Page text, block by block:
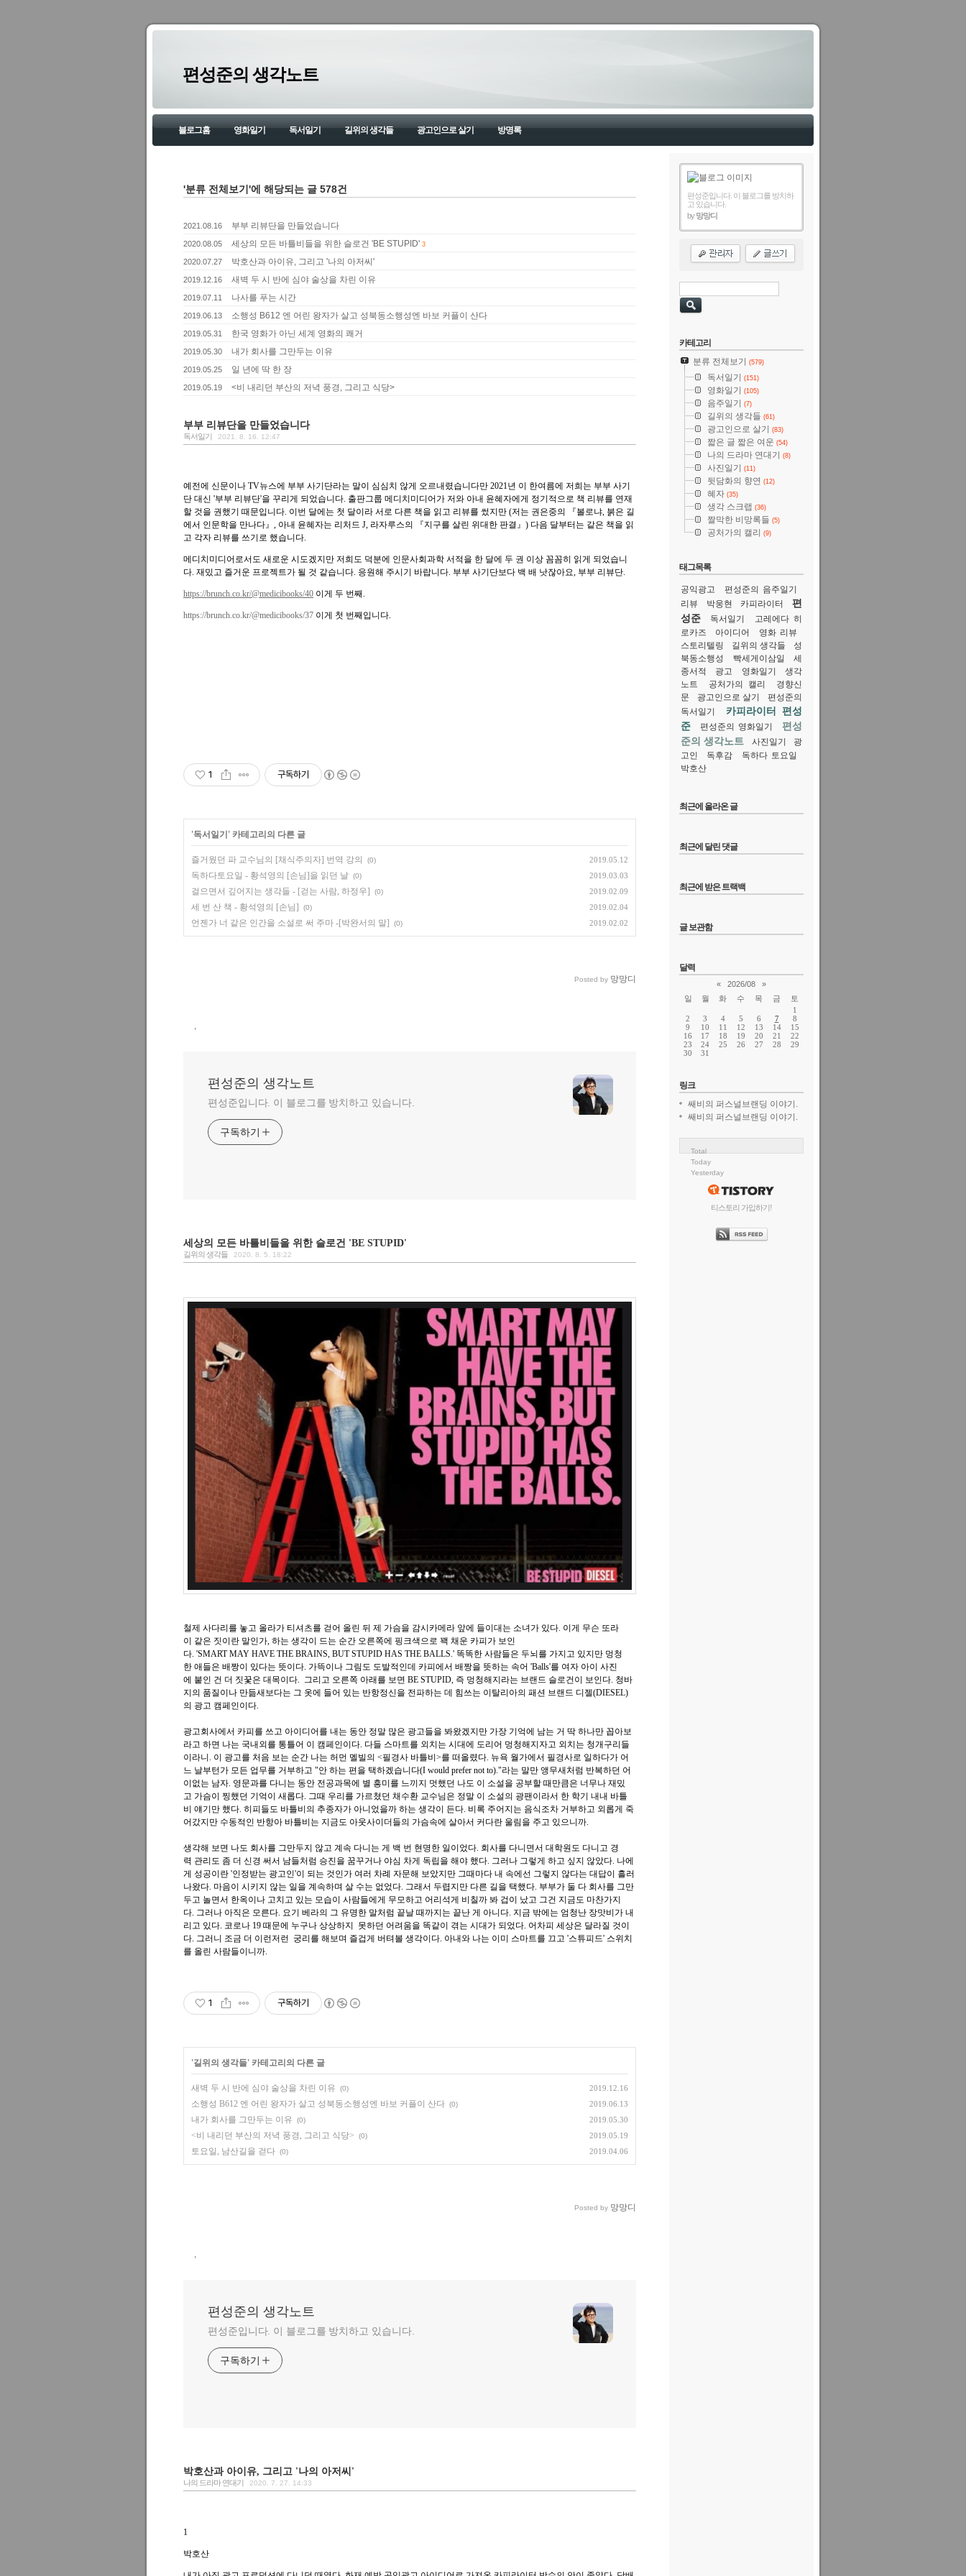
편성준의 생각노트
블로그홈 영화일기 독서일기 길위의 생각들 광고인으로 살기 방명록
'분류 전체보기'에 해당되는 글 578건
2021.08.16 부부 리뷰단을 만들었습니다
2020.08.05 세상의 모든 바틀비들을 위한 슬로건 'BE STUPID' 3
2020.07.27 박호산과 아이유, 그리고 '나의 아저씨'
2019.12.16 새벽 두 시 반에 심야 술상을 차린 이유
2019.07.11 나사를 푸는 시간
2019.06.13 소행성 B612 엔 어린 왕자가 살고 성북동소행성엔 바보 커플이 산다
2019.05.31 한국 영화가 아닌 세계 영화의 쾌거
2019.05.30 내가 회사를 그만두는 이유
2019.05.25 일 년에 딱 한 장
2019.05.19 <비 내리던 부산의 저녁 풍경, 그리고 식당>
부부 리뷰단을 만들었습니다
독서일기 2021. 8. 16. 12:47
예전에 신문이나 TV뉴스에 부부 사기단라는 말이 심심치 않게 오르내렸습니다만 2021년 이 한여름에 저희는 부부 사기
단 대신 '부부 리뷰단'을 꾸리게 되었습니다. 출판그룹 메디치미디어가 저와 아내 윤혜자에게 정기적으로 책 리뷰를 연재
할 것을 권했기 때문입니다. 이번 달에는 첫 달이라 서로 다른 책을 읽고 리뷰를 썼지만 (저는 권은중의 『볼로냐, 붉은 길
에서 인문학을 만나다』, 아내 윤혜자는 리처드 J, 라자루스의 『지구를 살린 위대한 판결』) 다음 달부터는 같은 책을 읽
고 각자 리뷰를 쓰기로 했습니다.
메디치미디어로서도 새로운 시도겠지만 저희도 덕분에 인문사회과학 서적을 한 달에 두 권 이상 꼼꼼히 읽게 되었습니
다. 재밌고 즐거운 프로젝트가 될 것 같습니다. 응원해 주시기 바랍니다. 부부 사기단보다 백 배 낫잖아요, 부부 리뷰단.
https://brunch.co.kr/@medicibooks/40 ​이게 두 번째.
https://brunch.co.kr/@medicibooks/37 이게 첫 번째입니다.
1 구독하기
'독서일기 ' 카테고리의 다른 글
즐거웠던 파 교수님의 [채식주의자] 번역 강의 (0) 2019.05.12
독하다토요일 - 황석영의 [손님]을 읽던 날 (0) 2019.03.03
걸으면서 깊어지는 생각들 - [걷는 사람, 하정우] (0) 2019.02.09
세 번 산 책 - 황석영의 [손님] (0) 2019.02.04
언젠가 너 같은 인간을 소설로 써 주마 -[박완서의 말] (0) 2019.02.02
Posted by 망망디
,
편성준의 생각노트
편성준입니다. 이 블로그를 방치하고 있습니다.
구독하기
세상의 모든 바틀비들을 위한 슬로건 'BE STUPID'
길위의 생각들 2020. 8. 5. 18:22
철제 사다리를 놓고 올라가 티셔츠를 걷어 올린 뒤 제 가슴을 감시카메라 앞에 들이대는 소녀가 있다. 이게 무슨 또라
이 같은 짓이란 말인가, 하는 생각이 드는 순간 오른쪽에 핑크색으로 꽥 채운 카피가 보인
다. 'SMART MAY HAVE THE BRAINS, BUT STUPID HAS THE BALLS.' 똑똑한 사람들은 두뇌를 가지고 있지만 멍청
한 애들은 배짱이 있다는 뜻이다. 가뜩이나 그림도 도발적인데 카피에서 배짱을 뜻하는 속어 'Balls'를 여자 아이 사진
에 붙인 건 더 짓꿏은 대목이다. 그리고 오른쪽 아래를 보면 BE STUPID, 즉 멍청해지라는 브랜드 슬로건이 보인다. 청바
지의 품질이나 만듦새보다는 그 옷에 들어 있는 반항정신을 전파하는 데 힘쓰는 이탈리아의 패션 브랜드 디젤(DIESEL)
의 광고 캠페인이다.
광고회사에서 카피를 쓰고 아이디어를 내는 동안 정말 많은 광고들을 봐왔겠지만 가장 기억에 남는 거 딱 하나만 꼽아보
라고 하면 나는 국내외를 통틀어 이 캠페인이다. 다들 스마트를 외치는 시대에 도리어 멍청해지자고 외치는 청개구리들
이라니. 이 광고를 처음 보는 순간 나는 허먼 멜빌의 <필경사 바틀비>를 떠올렸다. 뉴욕 월가에서 필경사로 일하다가 어
느 날부턴가 모든 업무를 거부하고 "안 하는 편을 택하겠습니다(I would prefer not to)."라는 말만 앵무새처럼 반복하던 어
이없는 남자. 영문과를 다니는 동안 전공과목에 별 흥미를 느끼지 멋했던 나도 이 소설을 공부할 때만큼은 너무나 재밌
고 가슴이 찡했던 기억이 새롭다. 그때 우리를 가르쳤던 채수환 교수님은 정말 이 소설의 광팬이라서 한 학기 내내 바틀
비 얘기만 했다. 히피들도 바틀비의 추종자가 아니었을까 하는 생각이 든다. 비록 주어지는 음식조차 거부하고 외롭게 죽
어갔지만 수동적인 반항아 바틀비는 지금도 아웃사이더들의 가슴속에 살아서 커다란 울림을 주고 있으니까.
생각해 보면 나도 회사를 그만두지 않고 계속 다니는 게 백 번 현명한 일이었다. 회사를 다니면서 대학원도 다니고 경
력 관리도 좀 더 신경 써서 남들처럼 승진을 꿈꾸거나 야심 차게 독립을 해야 했다. 그러나 그렇게 하고 싶지 않았다. 나에
게 성공이란 '인정받는 광고인'이 되는 것인가 여러 차례 자문해 보았지만 그때마다 내 속에선 그렇지 않다는 대답이 흘러
나왔다. 마음이 시키지 않는 일을 계속하며 살 수는 없었다. 그래서 두렵지만 다른 길을 택했다. 부부가 둘 다 회사를 그만
두고 놀면서 한옥이나 고치고 있는 모습이 사람들에게 무모하고 어리석게 비칠까 봐 겁이 났고 그건 지금도 마찬가지
다. 그러나 아직은 모른다. 요기 베라의 그 유명한 말처럼 끝날 때까지는 끝난 게 아니다. 지금 밖에는 엄청난 장맛비가 내
리고 있다. 코로나 19 때문에 누구나 상상하지 못하던 어려움을 똑같이 겪는 시대가 되었다. 어차피 세상은 달라질 것이
다. 그러니 조금 더 이런저런 궁리를 해보며 즐겁게 버텨볼 생각이다. 아내와 나는 이미 스마트를 끄고 '스튜피드' 스위치
를 올린 사람들이니까.
1 구독하기
'길위의 생각들' 카테고리의 다른 글
새벽 두 시 반에 심야 술상을 차린 이유 (0) 2019.12.16
소행성 B612 엔 어린 왕자가 살고 성북동소행성엔 바보 커플이 산다 (0) 2019.06.13
내가 회사를 그만두는 이유 (0) 2019.05.30
<비 내리던 부산의 저녁 풍경, 그리고 식당> (0) 2019.05.19
토요일, 남산길을 걷다 (0) 2019.04.06
Posted by 망망디
,
편성준의 생각노트
편성준입니다. 이 블로그를 방치하고 있습니다.
구독하기
박호산과 아이유, 그리고 '나의 아저씨'
나의 드라마 연대기 2020. 7. 27. 14:33
1
박호산
편성준입니다. 이 블로그를 방치하
고 있습니다.
by망망디
카테고리
분류 전체보기
(579)
독서일기 (151)
영화일기 (105)
음주일기 (7)
길위의 생각들 (61)
광고인으로 살기 (83)
짧은 글 짧은 여운 (54)
나의 드라마 연대기 (8)
사진일기 (11)
뒷담화의 향연 (12)
혜자 (35)
생각 스크랩 (36)
짤막한 비망록들 (5)
공처가의 캘리 (9)
태그목록
공익광고
편성준의 음주일기
리뷰
박웅현 카피라이터
편
성준
독서일기
고레에다 히
로카즈
아이디어
영화 리뷰
스토리텔링
길위의 생각들
성
북동소행성
빡세게이삼일
세
종서적
광고 영화일기
생각
노트
공처가의 캘리
경향신
문
광고인으로 살기
편성준의
독서일기
카피라이터 편성
준
편성준의 영화일기
편성
준의 생각노트
사진일기
광
고인
독후감
독하다 토요일
박호산
최근에 올라온 글
최근에 달린 댓글
최근에 받은 트랙백
글 보관함
달력
« 2026/08
»
일
월 화 수 목 금
토
1
2
3 4 5 6 7
8
9
10 11 12 13 14
15
16
17 18 19 20 21
22
23
24 25 26 27 28
29
30
31
링크
쌔비의 퍼스널브랜딩 이야기.
쌔비의 퍼스널브랜딩 이야기.
Total
Today
Yesterday
티스토리 가입하기!